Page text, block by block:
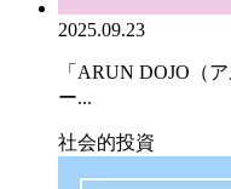
2025.09.23
「ARUN DOJO（
ー...
社会的投資